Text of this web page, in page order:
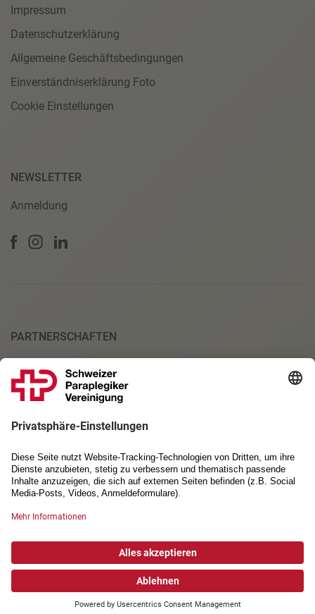
Impressum
Datenschutzerklärung
Allgemeine Geschäftsbedingungen
Einverständniserklärung Foto
Cookie Einstellungen
NEWSLETTER
Anmeldung
PARTNERSCHAFTEN